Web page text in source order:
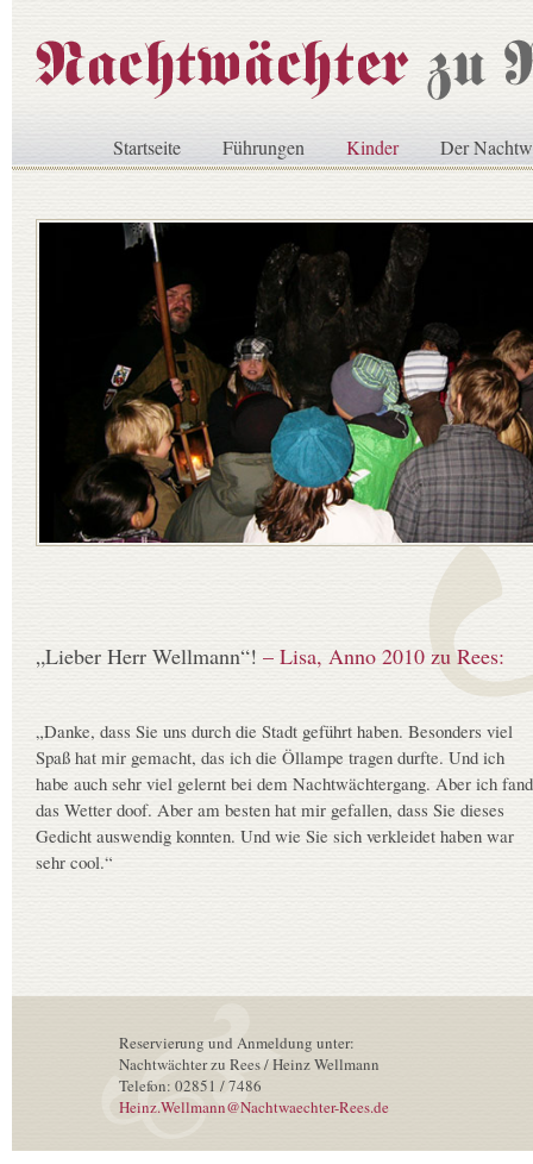
Startseite Führungen Kinder Der
„Lieber Herr Wellmann“! – Lisa, Anno 2010 zu Rees:
„Danke, dass Sie uns durch die Stadt geführt haben. Besonders viel
Spaß hat mir gemacht, das ich die Öllampe tragen durfte. Und ich
habe auch sehr viel gelernt bei dem Nachtwächtergang. Aber ich fand
das Wetter doof. Aber am besten hat mir gefallen, dass Sie dieses
Gedicht auswendig konnten. Und wie Sie sich verkleidet haben war
sehr cool.“
Reservierung und Anmeldung unter:
Nachtwächter zu Rees / Heinz Wellmann
Telefon: 02851 / 7486
Heinz.Wellmann@Nachtwaechter-Rees.de